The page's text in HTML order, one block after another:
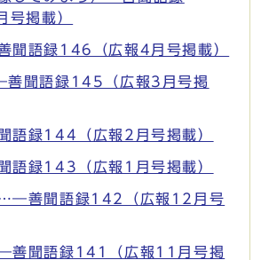
掲載）
聞語録146（広報4月号掲載）
聞語録145（広報3月号掲
語録144（広報2月号掲載）
語録143（広報1月号掲載）
…―善聞語録142（広報12月号
―善聞語録141（広報11月号掲